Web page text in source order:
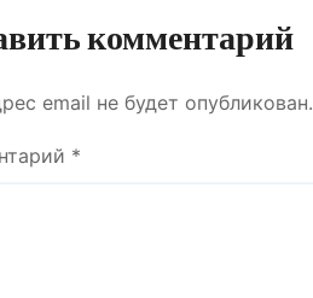
комментарий
email не будет опубликован.
*